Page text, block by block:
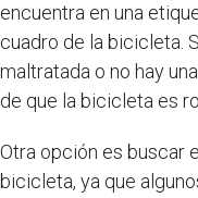
encuentra en una
cuadro de la bicicleta.
maltratada o no hay
de que la bicicleta es
Otra opción es buscar
bicicleta, ya que